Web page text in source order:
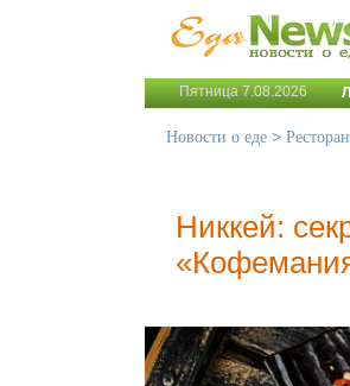
Пятница 7.08.2026
Новости о еде >
Никкей: